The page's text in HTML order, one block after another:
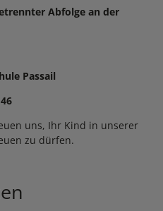
Abfolge an der
Passail
uns, Ihr Kind in unserer
zu dürfen.